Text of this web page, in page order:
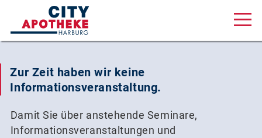
Unsere Serviceleistungen
Karriere
Zur Zeit haben wir keine
Informationsveranstaltung.
Damit Sie über anstehende Seminare,
Informationsveranstaltungen und